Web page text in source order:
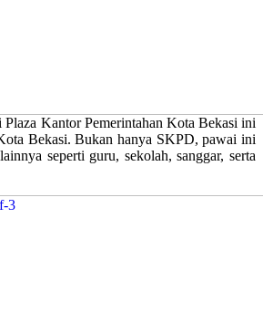
Kantor Pemerintahan Kota Bekasi ini
Bekasi. Bukan hanya SKPD, pawai ini
seperti guru, sekolah, sanggar, serta